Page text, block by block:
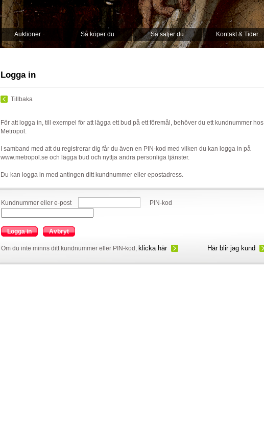
Auktioner Så köper du Så säljer du Kontakt & Tider
Logga in
Tillbaka
För att logga in, till exempel för att lägga ett bud på ett föremål, behöver du ett kundnummer hos
Metropol.
I samband med att du registrerar dig får du även en PIN-kod med vilken du kan logga in på
www.metropol.se och lägga bud och nyttja andra personliga tjänster.
Du kan logga in med antingen ditt kundnummer eller epostadress.
Kundnummer eller e-post PIN-kod
Logga in Avbryt
Om du inte minns ditt kundnummer eller PIN-kod, klicka här Här blir jag kund